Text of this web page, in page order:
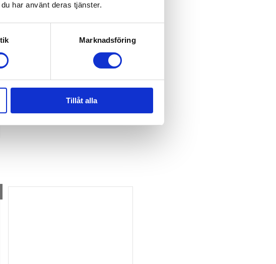
har använt deras tjänster.
Marknadsföring
Tillåt alla